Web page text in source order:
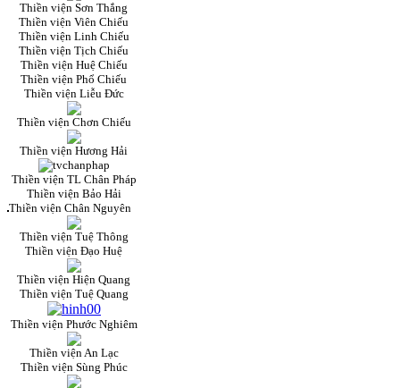
Thiền viện Sơn Thắng
Thiền viện Viên Chiếu
Thiền viện Linh Chiếu
Thiền viện Tịch Chiếu
Thiền viện Huệ Chiếu
Thiền viện Phổ Chiếu
Thiền viện Liễu Đức
Thiền viện Chơn Chiếu
Thiền viện Hương Hải
Thiền viện TL Chân Pháp
Thiền viện Bảo Hải
Thiền viện Chân Nguyên
Thiền viện Tuệ Thông
Thiền viện Đạo Huệ
Thiền viện Hiện Quang
Thiền viện Tuệ Quang
Thiền viện Phước Nghiêm
Thiền viện An Lạc
Thiền viện Sùng Phúc